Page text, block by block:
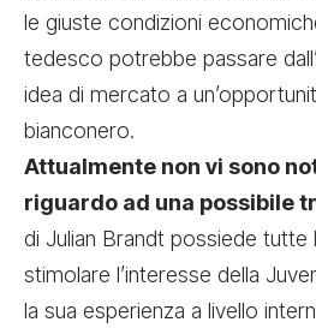
le giuste condizioni
tedesco potrebbe passare
idea di mercato a
bianconero.
Attualmente non vi sono
riguardo ad una possibile
di Julian Brandt possiede tutte
stimolare l’interesse della
la sua esperienza a livello